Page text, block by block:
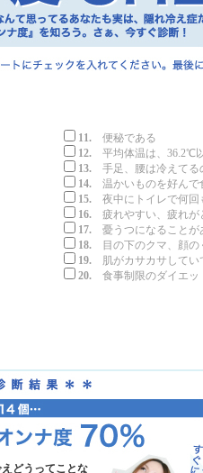
11.便秘である
12.平均体温は、36.2℃
13.手足、腰は冷えてる
14.温かいものを好んで
15.夜中にトイレで何回
16.疲れやすい、疲れが
17.憂うつになることが
18.目の下のクマ、顔の
19.肌がカサカサしてい
20.食事制限のダイエッ
どうってことな